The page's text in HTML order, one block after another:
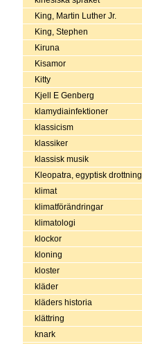
King, Martin Luther Jr.
King, Stephen
Kiruna
Kisamor
Kitty
Kjell E Genberg
klamydiainfektioner
klassicism
klassiker
klassisk musik
Kleopatra, egyptisk drottning
klimat
klimatförändringar
klimatologi
klockor
kloning
kloster
kläder
kläders historia
klättring
knark